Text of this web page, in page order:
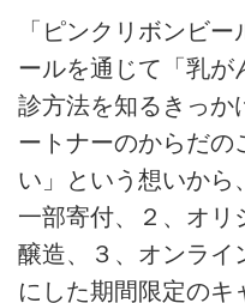
ク
は
ん
い
メ
な
体
「ピンクリボンビ
ールを通じて「乳が
診方法を知るきっか
ートナーのからだの
い」という想いから
一部寄付、２、オリ
醸造、３、オンライ
にした期間限定のキ